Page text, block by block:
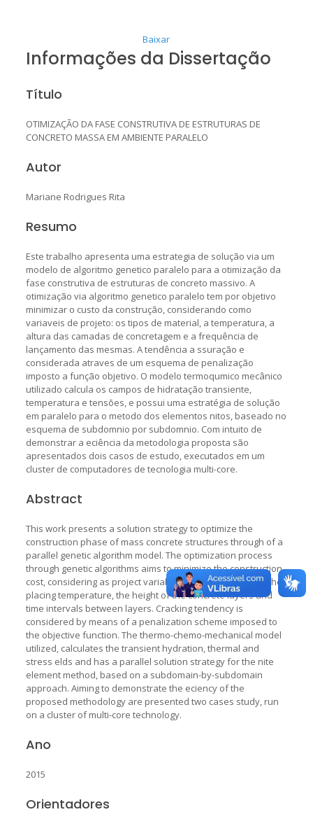
Baixar
Informações da Dissertação
Título
OTIMIZAÇÃO DA FASE CONSTRUTIVA DE ESTRUTURAS DE
CONCRETO MASSA EM AMBIENTE PARALELO
Autor
Mariane Rodrigues Rita
Resumo
Este trabalho apresenta uma estrategia de solução via um
modelo de algoritmo genetico paralelo para a otimização da
fase construtiva de estruturas de concreto massivo. A
otimização via algoritmo genetico paralelo tem por objetivo
minimizar o custo da construção, considerando como
variaveis de projeto: os tipos de material, a temperatura, a
altura das camadas de concretagem e a frequência de
lançamento das mesmas. A tendência a ssuração e
considerada atraves de um esquema de penalização
imposto a função objetivo. O modelo termoqumico mecânico
utilizado calcula os campos de hidratação transiente,
temperatura e tensões, e possui uma estratégia de solução
em paralelo para o metodo dos elementos nitos, baseado no
esquema de subdomnio por subdomnio. Com intuito de
demonstrar a eciência da metodologia proposta são
apresentados dois casos de estudo, executados em um
cluster de computadores de tecnologia multi-core.
Abstract
This work presents a solution strategy to optimize the
construction phase of mass concrete structures through of a
parallel genetic algorithm model. The optimization process
through genetic algorithms aims to minimize the construction
cost, considering as project variables: the material types, the
placing temperature, the height of the concrete layers and
time intervals between layers. Cracking tendency is
considered by means of a penalization scheme imposed to
the objective function. The thermo-chemo-mechanical model
utilized, calculates the transient hydration, thermal and
stress elds and has a parallel solution strategy for the nite
element method, based on a subdomain-by-subdomain
approach. Aiming to demonstrate the eciency of the
proposed methodology are presented two cases study, run
on a cluster of multi-core technology.
Ano
2015
Orientadores